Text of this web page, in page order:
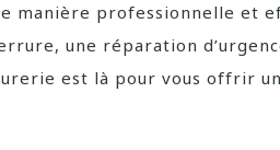
manière professionnelle et
une réparation
est là pour vous offrir